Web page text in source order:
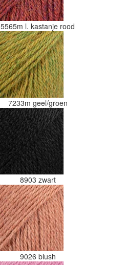
5565m l. kastanje rood
7233m geel/groen
8903 zwart
9026 blush